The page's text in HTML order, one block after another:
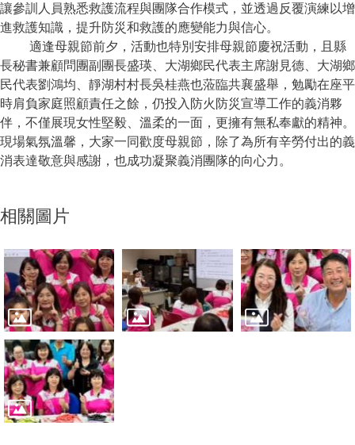
讓參訓人員熟悉救護流程與團隊合作模式，並透過反覆演練以增
進救護知識，提升防災和救護的應變能力與信心。
適逢母親節前夕，活動也特別安排母親節慶祝活動，且縣
長秘書兼顧問團副團長盛瑛、大湖鄉民代表主席謝見德、大湖鄉
民代表劉鴻均、靜湖村村長吳桂燕也蒞臨共襄盛舉，勉勵在座平
時肩負家庭照顧責任之餘，仍投入防火防災宣導工作的義消夥
伴，不僅展現女性堅毅、溫柔的一面，更擁有無私奉獻的精神。
現場氣氛溫馨，大家一同歡度母親節，除了為所有辛勞付出的義
消表達敬意與感謝，也成功凝聚義消團隊的向心力。
相關圖片